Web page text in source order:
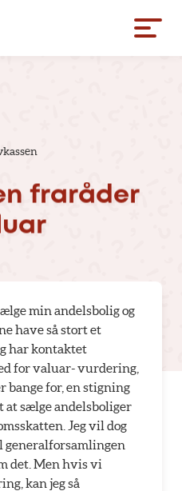
fraråder
min andelsbolig og
have så stort et
har kontaktet
for valuar- vurdering,
bange for, en stigning
sælge andelsboliger
Jeg vil dog
generalforsamlingen
det. Men hvis vi
kan jeg så